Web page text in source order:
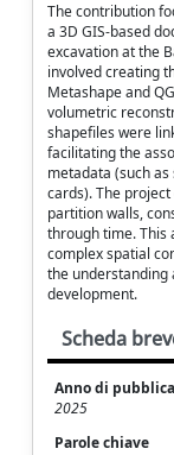
The contribution
a 3D GIS-based
excavation at the
involved creating
Metashape and
volumetric
shapefiles were
facilitating the
metadata (such
cards). The
partition walls,
through time. This
complex spatial
the understanding
development.
Scheda
Anno di
2025
Parole chiave